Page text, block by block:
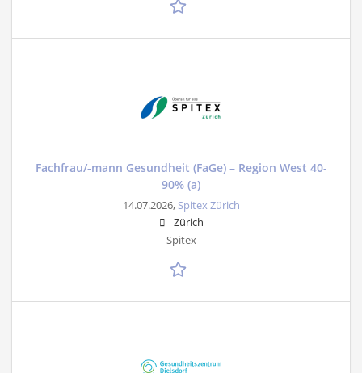
Fachfrau/-mann Gesundheit (FaGe) – Region West 40-
90% (a)
14.07.2026, Spitex Zürich
Zürich
Spitex